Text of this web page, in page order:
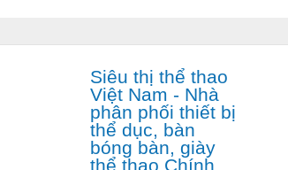
Siêu thị thể thao
Việt Nam - Nhà
phân phối thiết bị
thể dục, bàn
bóng bàn, giày
thể thao Chính